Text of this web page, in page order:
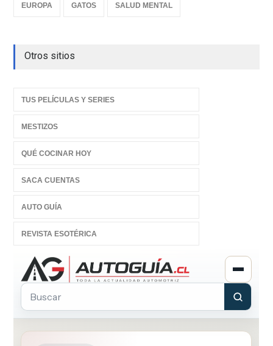
EUROPA GATOS SALUD MENTAL
Otros sitios
TUS PELÍCULAS Y SERIES
MESTIZOS
QUÉ COCINAR HOY
SACA CUENTAS
AUTO GUÍA
REVISTA ESOTÉRICA